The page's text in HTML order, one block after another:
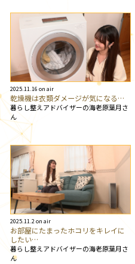
2025.11.16 on air
乾燥機は衣類ダメージが気になる…
暮らし整えアドバイザーの海老原葉月さ
ん
2025.11.2 on air
お部屋にたまったホコリをキレイに
したい…
暮らし整えアドバイザーの海老原葉月さ
ん